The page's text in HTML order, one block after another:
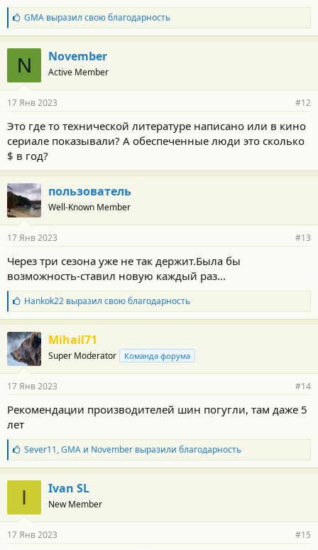
Б
л
а
г
о
д
а
н
с
т
и
GMAвыразил свою благодарность
N November
Active Member
17 Янв 2023 #12
Это где то технической литературе написано или в кино
сериале показывали? А обеспеченные люди это сколько
$ в год?
пользователь
Well-Known Member
17 Янв 2023 #13
Через три сезона уже не так держит.Была бы
возможность-ставил новую каждый раз...
Б
л
а
г
о
д
а
н
с
т
и
:
Hankok22выразил свою благодарность
Mihail71
Super Moderator Команда форума
17 Янв 2023 #14
Рекомендации производителей шин погугли, там даже 5
лет
Б
л
а
г
о
д
а
н
Sever11,GMAи Novemberвыразили благодарность
I Ivan SL
New Member
17 Янв 2023 #15